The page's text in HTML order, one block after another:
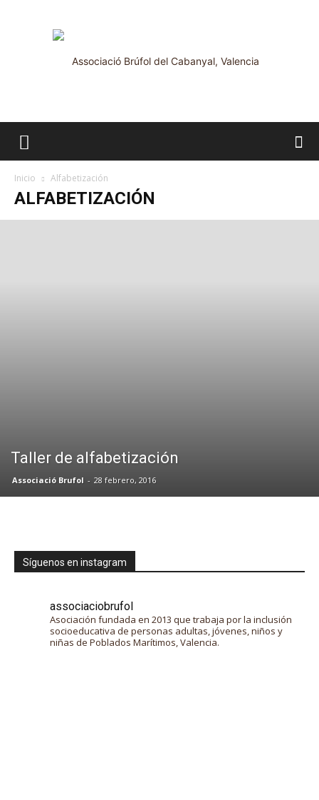
Brúfol
Inicio Alfabetización
ALFABETIZACIÓN
Taller de alfabetización
Associació Brufol - 28 febrero, 2016
Síguenos en instagram
associaciobrufol
Asociación fundada en 2013 que trabaja por la inclusión
socioeducativa de personas adultas, jóvenes, niños y
niñas de Poblados Marítimos, Valencia.